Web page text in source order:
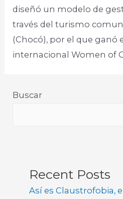
diseñó un modelo de
través del turismo
(Chocó), por el que ganó
internacional Women of
Buscar
Recent Posts
Así es Claustrofobia,